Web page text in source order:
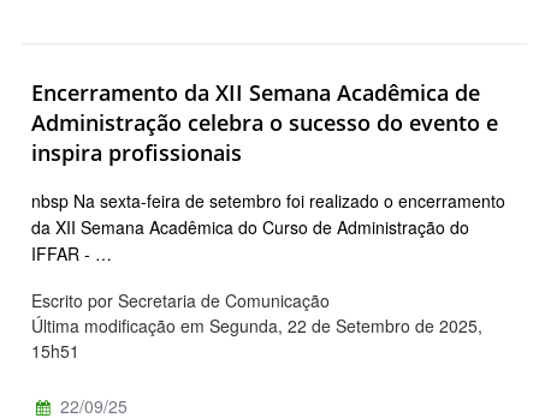
Encerramento da XII Semana Acadêmica de
Administração celebra o sucesso do evento e
inspira profissionais
nbsp Na sexta-feira de setembro foi realizado o encerramento
da XII Semana Acadêmica do Curso de Administração do
IFFAR - …
Escrito por Secretaria de Comunicação
Última modificação em Segunda, 22 de Setembro de 2025,
15h51
22/09/25